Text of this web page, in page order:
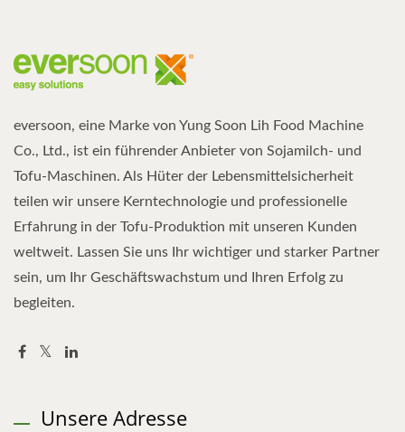
eversoon, eine Marke von Yung Soon Lih Food Machine
Co., Ltd., ist ein führender Anbieter von Sojamilch- und
Tofu-Maschinen. Als Hüter der Lebensmittelsicherheit
teilen wir unsere Kerntechnologie und professionelle
Erfahrung in der Tofu-Produktion mit unseren Kunden
weltweit. Lassen Sie uns Ihr wichtiger und starker Partner
sein, um Ihr Geschäftswachstum und Ihren Erfolg zu
begleiten.
Unsere Adresse